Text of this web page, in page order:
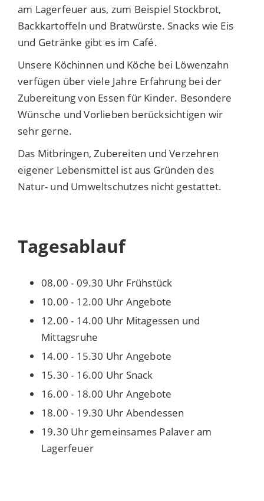
am Lagerfeuer aus, zum Beispiel Stockbrot,
Backkartoffeln und Bratwürste. Snacks wie Eis
und Getränke gibt es im Café.
Unsere Köchinnen und Köche bei Löwenzahn
verfügen über viele Jahre Erfahrung bei der
Zubereitung von Essen für Kinder. Besondere
Wünsche und Vorlieben berücksichtigen wir
sehr gerne.
Das Mitbringen, Zubereiten und Verzehren
eigener Lebensmittel ist aus Gründen des
Natur- und Umweltschutzes nicht gestattet.
Tagesablauf
08.00 - 09.30 Uhr Frühstück
10.00 - 12.00 Uhr Angebote
12.00 - 14.00 Uhr Mitagessen und
Mittagsruhe
14.00 - 15.30 Uhr Angebote
15.30 - 16.00 Uhr Snack
16.00 - 18.00 Uhr Angebote
18.00 - 19.30 Uhr Abendessen
19.30 Uhr gemeinsames Palaver am
Lagerfeuer